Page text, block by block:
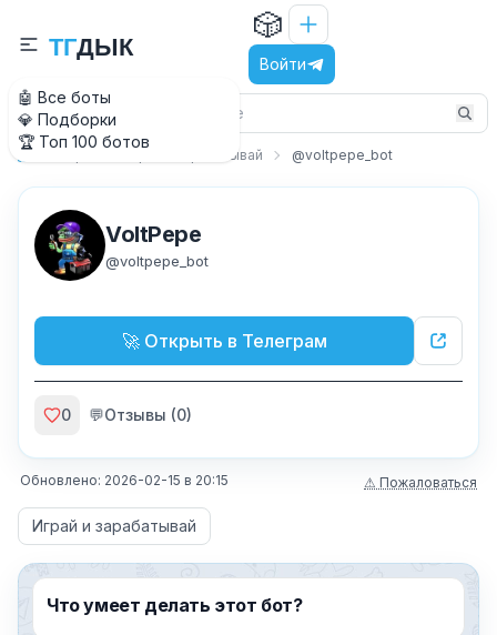
🤖 Все боты
💎 Подборки
🏆 Топ 100 ботов
ТГДЫК
🎲
Войти
Главная Играй и зарабатывай @voltpepe_bot
VoltPepe
@voltpepe_bot
🚀 Открыть в Телеграм
0 💬Отзывы (0)
Обновлено: 2026-02-15 в 20:15 ⚠ Пожаловаться
Играй и зарабатывай
Что умеет делать этот бот?